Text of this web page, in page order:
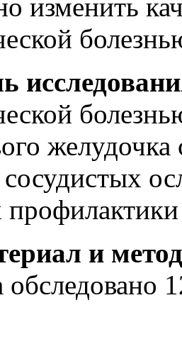
изменить
сосудистых
профилактики
и методы
обследовано